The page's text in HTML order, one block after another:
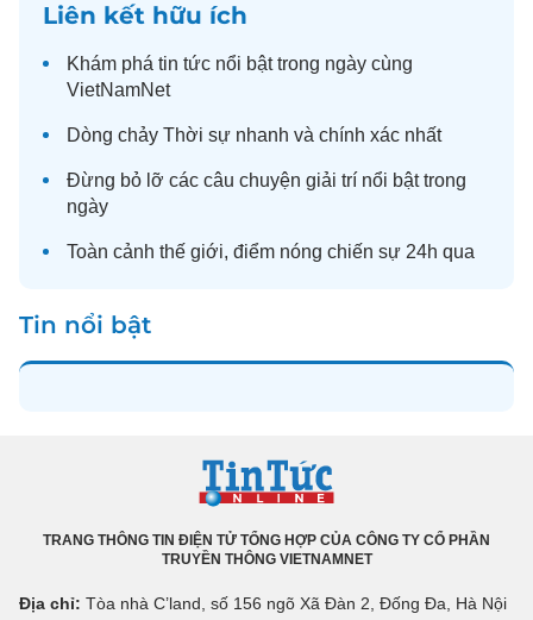
Liên kết hữu ích
Khám phá tin tức nổi bật trong ngày cùng
VietNamNet
Dòng chảy Thời sự nhanh và chính xác nhất
Đừng bỏ lỡ các câu chuyện giải trí nổi bật trong
ngày
Toàn cảnh thế giới, điểm nóng chiến sự 24h qua
Tin nổi bật
TRANG THÔNG TIN ĐIỆN TỬ TỔNG HỢP CỦA CÔNG TY CỔ PHẦN
TRUYỀN THÔNG VIETNAMNET
Địa chỉ: Tòa nhà C’land, số 156 ngõ Xã Đàn 2, Đống Đa, Hà Nội